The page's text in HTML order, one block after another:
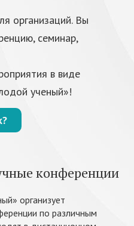
организаций. Вы
семинар,
в виде
ученый»!
конференции
организует
по различным